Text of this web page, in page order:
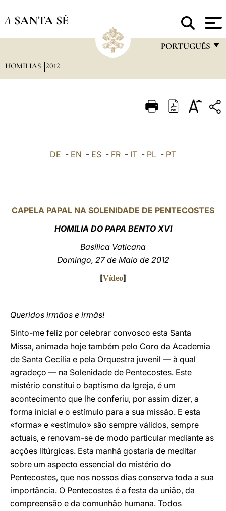
A SANTA SÉ
PORTUGUÊS
ITALIANO
中文
HOMILIAS 2012
DE - EN - ES - FR - IT - PL - PT
CAPELA PAPAL NA SOLENIDADE DE PENTECOSTES
HOMILIA DO PAPA BENTO XVI
Basílica Vaticana
Domingo, 27 de Maio de 2012
[Vídeo]
Queridos irmãos e irmãs!
Sinto-me feliz por celebrar convosco esta Santa
Missa, animada hoje também pelo Coro da Academia
de Santa Cecília e pela Orquestra juvenil — à qual
agradeço — na Solenidade de Pentecostes. Este
mistério constitui o baptismo da Igreja, é um
acontecimento que lhe conferiu, por assim dizer, a
forma inicial e o estímulo para a sua missão. E esta
«forma» e «estímulo» são sempre válidos, sempre
actuais, e renovam-se de modo particular mediante as
acções litúrgicas. Esta manhã gostaria de meditar
sobre um aspecto essencial do mistério do
Pentecostes, que nos nossos dias conserva toda a sua
importância. O Pentecostes é a festa da união, da
compreensão e da comunhão humana. Todos